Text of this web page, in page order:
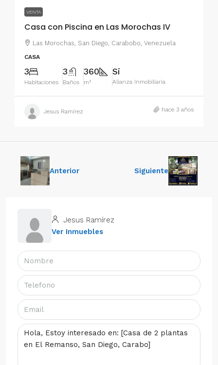
VENTA
Casa con Piscina en Las Morochas IV
Las Morochas, San Diego, Carabobo, Venezuela
CASA
3
Habitaciones
3
Baños
360
m²
Si
Alianza Inmobiliaria
Jesus Ramírez hace 3 años
Anterior Siguiente
Jesus Ramírez
Ver Inmuebles